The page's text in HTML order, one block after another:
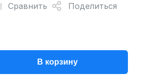
Сравнить Поделиться
В корзину